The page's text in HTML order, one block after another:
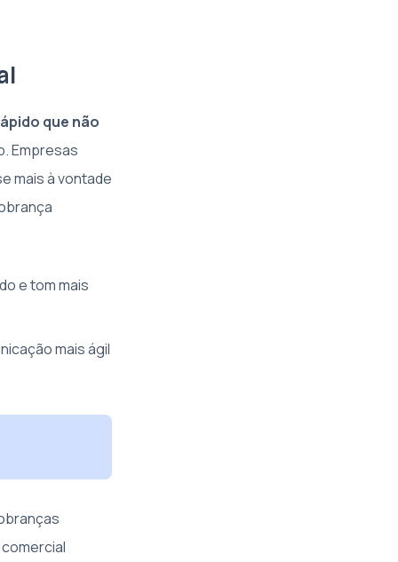
que não
Empresas
mais à vontade
e tom mais
mais ágil